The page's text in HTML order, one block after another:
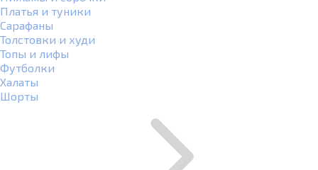
Платья и туники
Сарафаны
Толстовки и худи
Топы и лифы
Футболки
Халаты
Шорты